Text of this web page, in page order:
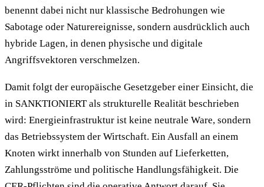
benennt dabei nicht nur klassische Bedrohungen wie
Sabotage oder Naturereignisse, sondern ausdrücklich auch
hybride Lagen, in denen physische und digitale
Angriffsvektoren verschmelzen.
Damit folgt der europäische Gesetzgeber einer Einsicht, die
in SANKTIONIERT als strukturelle Realität beschrieben
wird: Energieinfrastruktur ist keine neutrale Ware, sondern
das Betriebssystem der Wirtschaft. Ein Ausfall an einem
Knoten wirkt innerhalb von Stunden auf Lieferketten,
Zahlungsströme und politische Handlungsfähigkeit. Die